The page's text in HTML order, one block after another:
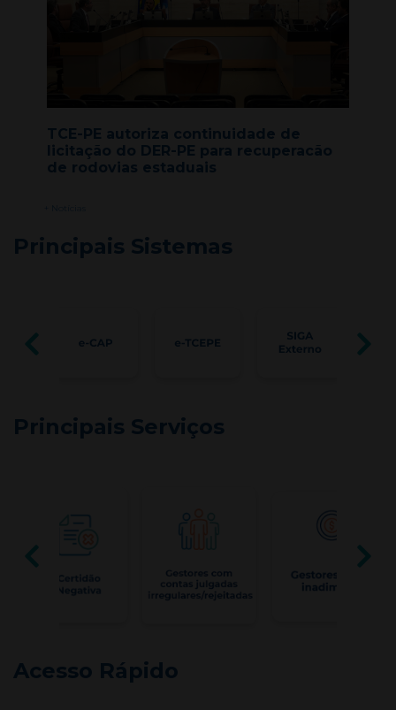
TCE-PE autoriza continuidade de
licitação do DER-PE para recuperacão
de rodovias estaduais
Principais Sistemas
Principais Serviços
Acesso Rápido